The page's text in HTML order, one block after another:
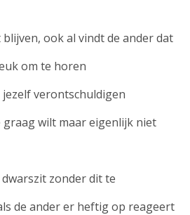
ook al vindt de ander dat
om te horen
verontschuldigen
graag wilt maar eigenlijk niet
zonder dit te
de ander er heftig op reageert